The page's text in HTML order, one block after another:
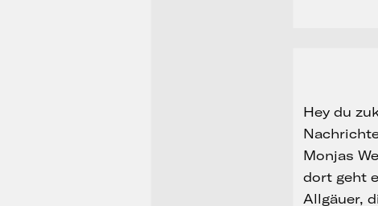
Hey du
Monjas
dort geht
Allgäuer,